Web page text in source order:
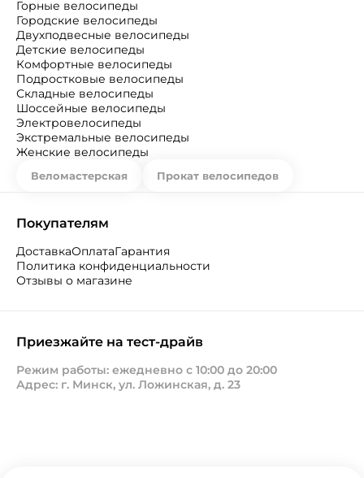
Горные велосипеды
Городские велосипеды
Двухподвесные велосипеды
Детские велосипеды
Комфортные велосипеды
Подростковые велосипеды
Складные велосипеды
Шоссейные велосипеды
Электровелосипеды
Экстремальные велосипеды
Женские велосипеды
Веломастерская Прокат велосипедов
Покупателям
ДоставкаОплатаГарантия
Политика конфиденциальности
Отзывы о магазине
Приезжайте на тест-драйв
Режим работы: ежедневно с 10:00 до 20:00
Адрес: г. Минск, ул. Ложинская, д. 23